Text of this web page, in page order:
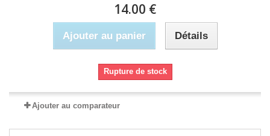
14.00 €
Ajouter au panier Détails
Rupture de stock
Ajouter au comparateur